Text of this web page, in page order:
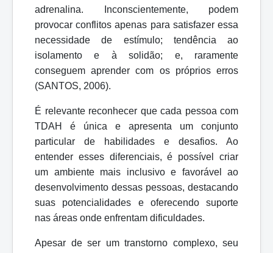
adrenalina. Inconscientemente, podem
provocar conflitos apenas para satisfazer essa
necessidade de estímulo; tendência ao
isolamento e à solidão; e, raramente
conseguem aprender com os próprios erros
(SANTOS, 2006).
É relevante reconhecer que cada pessoa com
TDAH é única e apresenta um conjunto
particular de habilidades e desafios. Ao
entender esses diferenciais, é possível criar
um ambiente mais inclusivo e favorável ao
desenvolvimento dessas pessoas, destacando
suas potencialidades e oferecendo suporte
nas áreas onde enfrentam dificuldades.
Apesar de ser um transtorno complexo, seu